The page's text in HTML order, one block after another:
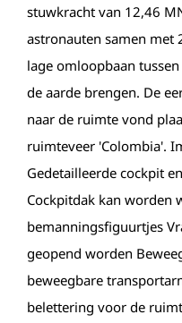
stuwkracht van 12,46
astronauten samen met
lage omloopbaan
de aarde brengen. De
naar de ruimte vond
ruimteveer 'Colombia'.
Gedetailleerde cockpit
Cockpitdak kan worden
bemanningsfiguurtjes
geopend worden
beweegbare
belettering voor de